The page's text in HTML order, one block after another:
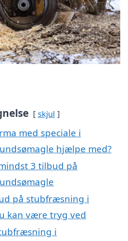
skjul
med speciale i
hjælpe med?
3 tilbud på
på stubfræsning i
kan være tryg ved
i